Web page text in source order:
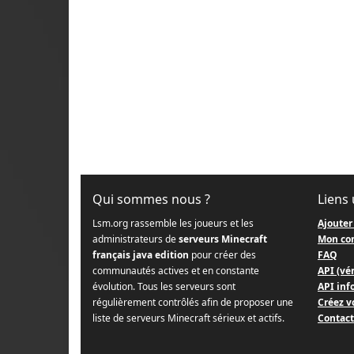
Qui sommes nous ?
Lsm.org rassemble les joueurs et les
administrateurs deserveurs Minecraft
français java edition pour créer des
communautés actives et en constante
évolution. Tous les serveurs sont
régulièrement contrôlés afin de proposer une
liste de serveurs Minecraft sérieux et actifs.
Liens
Mon
FAQ
API
API
Créez
Contact